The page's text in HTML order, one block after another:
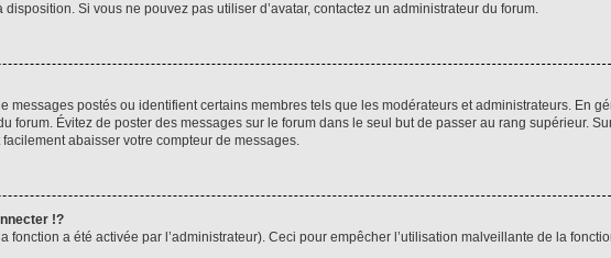
Si vous ne pouvez pas utiliser d’avatar, contactez un administrateur du forum.
messages postés ou identifient certains membres tels que les modérateurs et administrateurs. En
forum. Évitez de poster des messages sur le forum dans le seul but de passer au rang supérieur.
abaisser votre compteur de messages.
!?
a été activée par l’administrateur). Ceci pour empêcher l’utilisation malveillante de la